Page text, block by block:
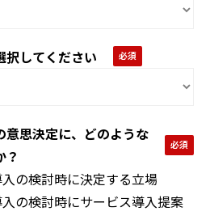
択してください
意思決定に、どのような
？
の検討時に決定する立場
の検討時にサービス導入提案